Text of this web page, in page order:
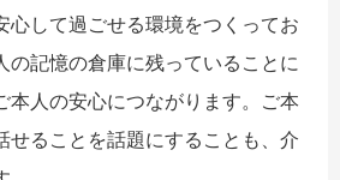
心して過ごせる環境をつくってお
の記憶の倉庫に残っていることに
本人の安心につながります。ご本
せることを話題にすることも、介